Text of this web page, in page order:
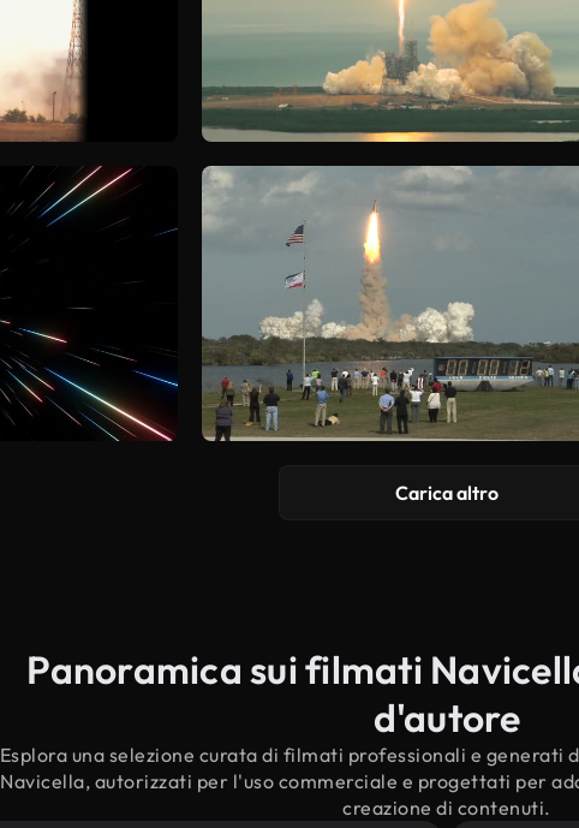
Carica altro
Panoramica sui filmati
d'autore
Esplora una selezione curata di filmati professionali e
Navicella, autorizzati per l'uso commerciale e progettati per
creazione di contenuti.